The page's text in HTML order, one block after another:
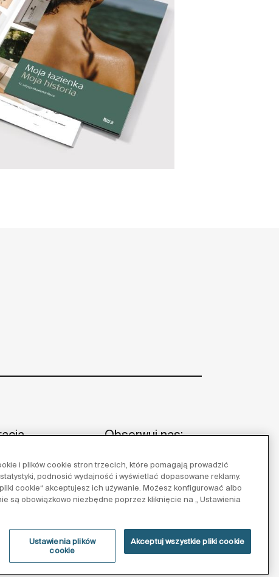
i wskazówki
referencyjne
Roca
Obserwuj nas:
i plików cookie stron trzecich, które pomagają prowadzić
podnosić wydajność i wyświetlać dopasowane reklamy.
cookie“ akceptujesz ich używanie. Możesz konfigurować albo
są obowiązkowo niezbędne poprzez kliknięcie na „ Ustawienia
Ustawienia plików
cookie
Akceptuj wszystkie pliki cookie